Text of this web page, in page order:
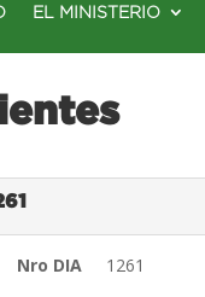
EL MINISTERIO
Nro DIA 1261